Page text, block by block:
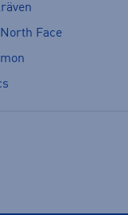
North Face